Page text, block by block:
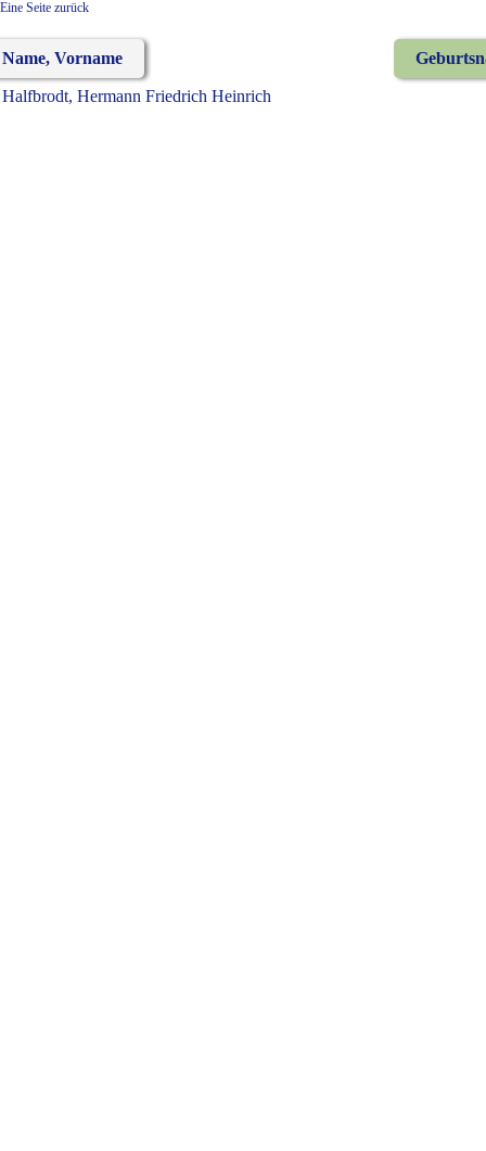
Eine Seite zurück
Name, Vorname
Halfbrodt, Hermann Friedrich Heinrich